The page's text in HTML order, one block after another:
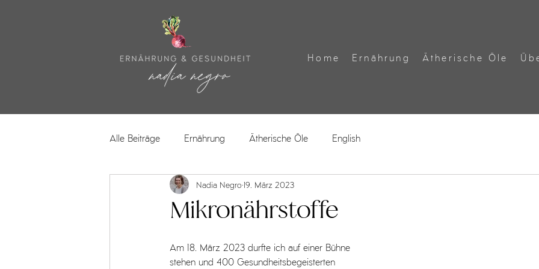
Home Ernährung Ätherische Öle
Alle Beiträge Ernährung Ätherische Öle English
Mikronährstoffe
Nadia Negro 19. März 2023
Am 18. März 2023 durfte ich auf einer Bühne
stehen und 400 Gesundheitsbegeisterten